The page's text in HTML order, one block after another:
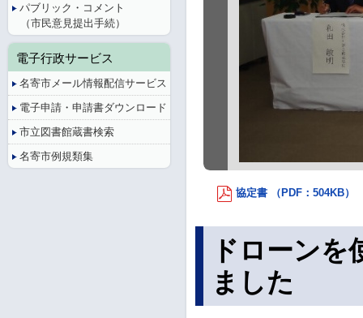
協定書 （PDF：504KB）
ドローン
ました
パブリック・コメント
（市民意見提出手続）
電子行政サービス
名寄市メール情報配信サービス
電子申請・申請書ダウンロード
市立図書館蔵書検索
名寄市例規類集